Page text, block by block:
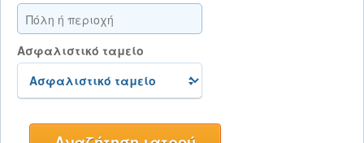
Ασφαλιστικό ταμείο